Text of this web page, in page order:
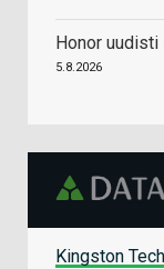
Honor
5.8.2026
Kingston